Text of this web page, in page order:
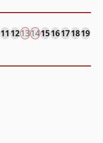
111213141516171819